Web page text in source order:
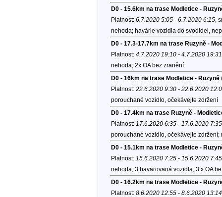
D0 - 15.6km na trase Modletice -
Platnost: 6.7.2020 5:05 - 6.7.2020 6:15,
nehoda; havárie vozidla do svodidel,
D0 - 17.3-17.7km na trase Ruzyně -
Platnost: 4.7.2020 19:10 - 4.7.2020 19:31
nehoda; 2x OA bez zranění.
D0 - 16km na trase Modletice - Ruzyně
Platnost: 22.6.2020 9:30 - 22.6.2020
porouchané vozidlo, očekávejte zdržení
D0 - 17.4km na trase Ruzyně -
Platnost: 17.6.2020 6:35 - 17.6.2020 7:35
porouchané vozidlo, očekávejte
D0 - 15.1km na trase Modletice -
Platnost: 15.6.2020 7:25 - 15.6.2020 7:45
nehoda; 3 havarovaná vozidla; 3 x OA
D0 - 16.2km na trase Modletice -
Platnost: 8.6.2020 12:55 - 8.6.2020 13:14